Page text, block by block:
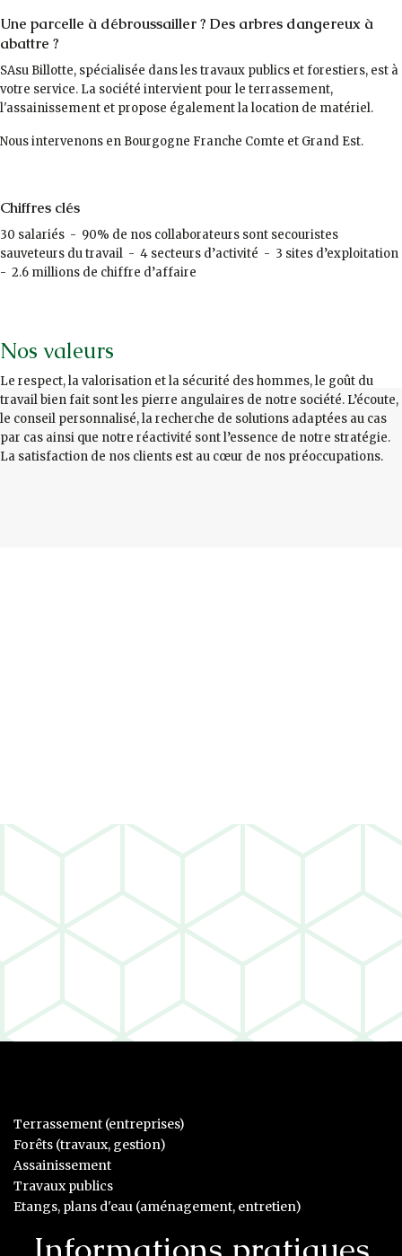
Une parcelle à débroussailler ? Des arbres dangereux à
abattre ?
SAsu Billotte, spécialisée dans les travaux publics et forestiers, est à
votre service. La société intervient pour le terrassement,
l'assainissement et propose également la location de matériel.
Nous intervenons en Bourgogne Franche Comte et Grand Est.
Chiffres clés
30 salariés - 90% de nos collaborateurs sont secouristes
sauveteurs du travail - 4 secteurs d’activité - 3 sites d’exploitation
- 2.6 millions de chiffre d’affaire
Nos valeurs
Le respect, la valorisation et la sécurité des hommes, le goût du
travail bien fait sont les pierre angulaires de notre société. L’écoute,
le conseil personnalisé, la recherche de solutions adaptées au cas
par cas ainsi que notre réactivité sont l’essence de notre stratégie.
La satisfaction de nos clients est au cœur de nos préoccupations.
Terrassement (entreprises)
Forêts (travaux, gestion)
Assainissement
Travaux publics
Etangs, plans d'eau (aménagement, entretien)